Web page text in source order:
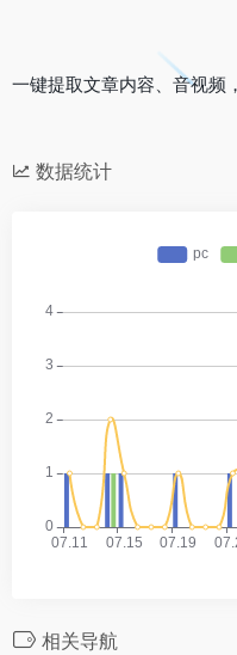
一键提取文章内容、音视频
数据统计
相关导航